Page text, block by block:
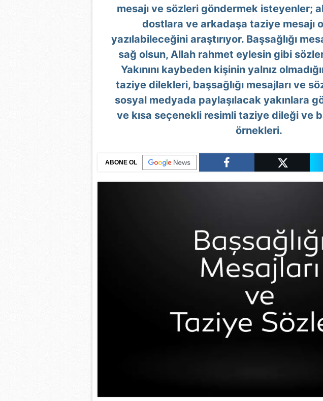
mesajı ve sözleri göndermek isteyenler;
dostlara ve arkadaşa taziye mesajı
yazılabileceğini araştırıyor. Başsağlığı
sağ olsun, Allah rahmet eylesin gibi sözler
Yakınını kaybeden kişinin yalnız
taziye dilekleri, başsağlığı mesajları ve
sosyal medyada paylaşılacak yakınlara
ve kısa seçenekli resimli taziye dileği ve
örnekleri.
ABONE OL